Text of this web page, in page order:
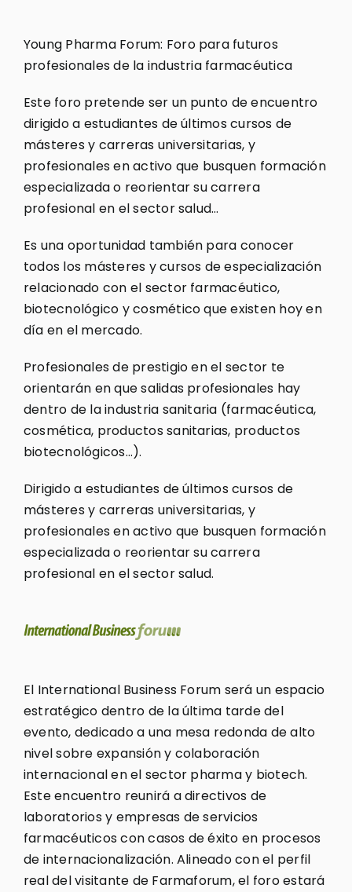
Young Pharma Forum: Foro para futuros
profesionales de la industria farmacéutica
Este foro pretende ser un punto de encuentro
dirigido a estudiantes de últimos cursos de
másteres y carreras universitarias, y
profesionales en activo que busquen formación
especializada o reorientar su carrera
profesional en el sector salud…
Es una oportunidad también para conocer
todos los másteres y cursos de especialización
relacionado con el sector farmacéutico,
biotecnológico y cosmético que existen hoy en
día en el mercado.
Profesionales de prestigio en el sector te
orientarán en que salidas profesionales hay
dentro de la industria sanitaria (farmacéutica,
cosmética, productos sanitarias, productos
biotecnológicos…).
Dirigido a estudiantes de últimos cursos de
másteres y carreras universitarias, y
profesionales en activo que busquen formación
especializada o reorientar su carrera
profesional en el sector salud.
El International Business Forum será un espacio
estratégico dentro de la última tarde del
evento, dedicado a una mesa redonda de alto
nivel sobre expansión y colaboración
internacional en el sector pharma y biotech.
Este encuentro reunirá a directivos de
laboratorios y empresas de servicios
farmacéuticos con casos de éxito en procesos
de internacionalización. Alineado con el perfil
real del visitante de Farmaforum, el foro estará